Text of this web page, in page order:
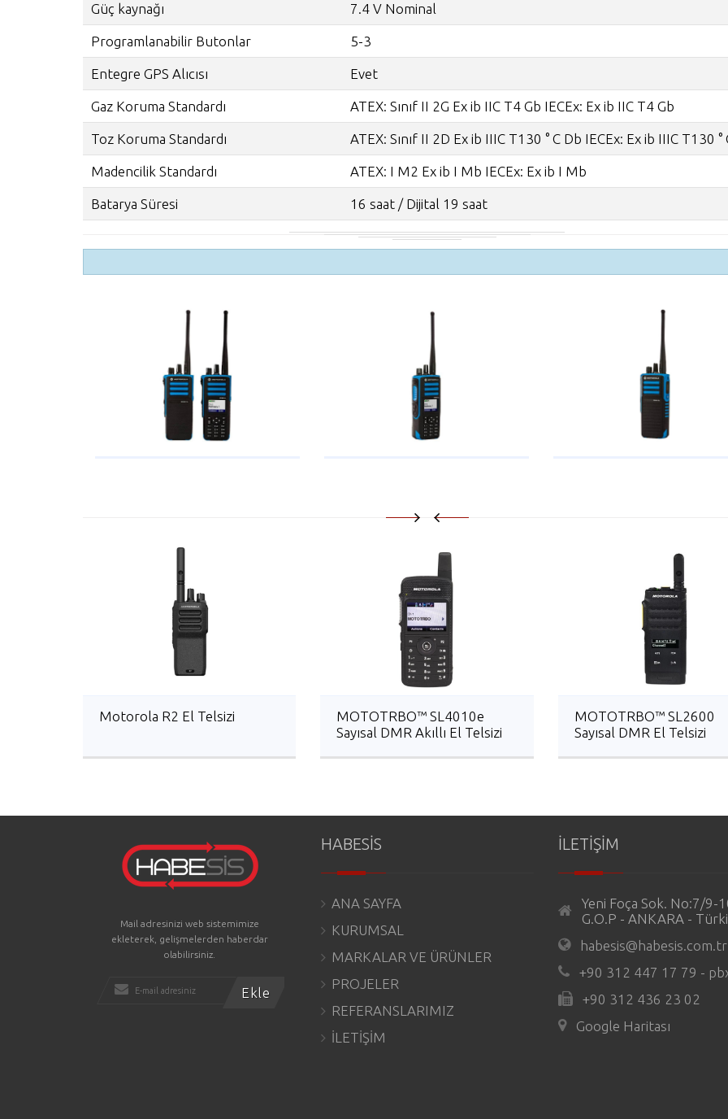
Güç kaynağı 7.4 V Nominal
Programlanabilir Butonlar 5-3
Entegre GPS Alıcısı Evet
Gaz Koruma Standardı ATEX: Sınıf II 2G Ex ib IIC T4 Gb IECEx: Ex ib IIC T4 Gb
Toz Koruma Standardı ATEX: Sınıf II 2D Ex ib IIIC T130 ° C Db IECEx: Ex ib IIIC T130 °
Madencilik Standardı ATEX: I M2 Ex ib I Mb IECEx: Ex ib I Mb
Batarya Süresi 16 saat / Dijital 19 saat
Motorola R2 El Telsizi
MOTOTRBO™ SL4010e
Sayısal DMR Akıllı El Telsizi
MOTOTRBO™ SL2600
Sayısal DMR El Telsizi
Mail adresinizi web sistemimize
ekleterek, gelişmelerden haberdar
olabilirsiniz.
HABESİS
ANA SAYFA
KURUMSAL
MARKALAR VE ÜRÜNLER
PROJELER
REFERANSLARIMIZ
İLETİŞİM
İLETİŞİM
Yeni Foça Sok. No:7/9-
G.O.P - ANKARA -
habesis@habesis.com.tr
+90 312 447 17 79 -
+90 312 436 23 02
Google Haritası